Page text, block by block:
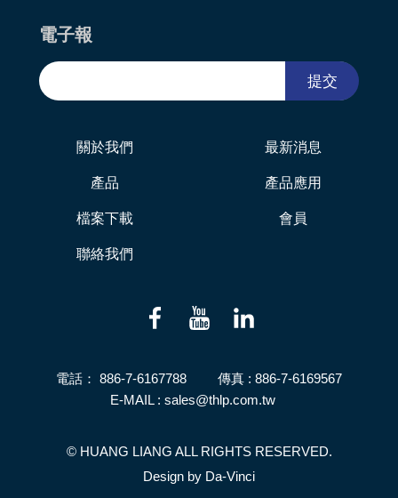
電子報
提交
關於我們 最新消息
產品 產品應用
檔案下載 會員
聯絡我們
電話： 886-7-6167788
傳真 : 886-7-6169567
E-MAIL : sales@thlp.com.tw
© HUANG LIANG ALL RIGHTS RESERVED.
Design by Da-Vinci